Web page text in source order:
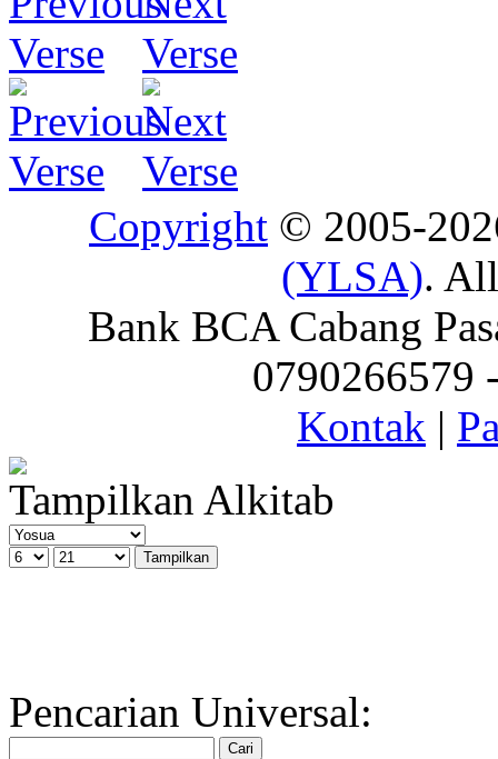
Copyright © 2005-
(YLSA).
Bank BCA Cabang
0790266579
Kontak |
Tampilkan Alkitab
Pencarian Universal: